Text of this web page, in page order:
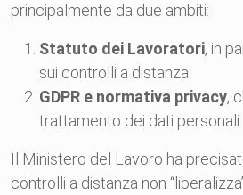
principalmente da due ambiti:
Statuto dei Lavoratori, in
sui controlli a distanza.
GDPR e normativa privacy,
trattamento dei dati personali.
Il Ministero del Lavoro ha
controlli a distanza non